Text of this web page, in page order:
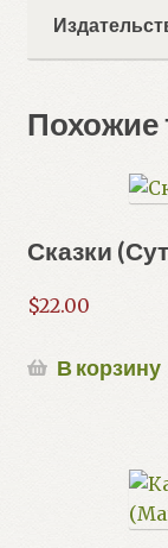
Похожие
Сказки
$22.00
В корзину